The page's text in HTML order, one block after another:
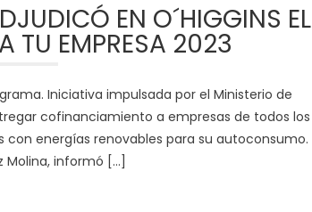
EN O´HIGGINS EL
TU EMPRESA 2023
Iniciativa impulsada por el Ministerio de
cofinanciamiento a empresas de todos los
energías renovables para su autoconsumo.
Molina, informó […]